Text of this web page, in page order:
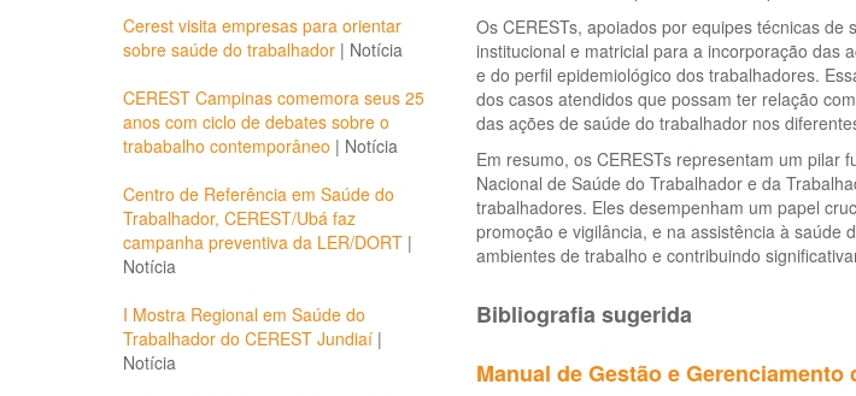
Cerest visita empresas para orientar
sobre saúde do trabalhador | Notícia
CEREST Campinas comemora seus 25
anos com ciclo de debates sobre o
trababalho contemporâneo | Notícia
Centro de Referência em Saúde do
Trabalhador, CEREST/Ubá faz
campanha preventiva da LER/DORT |
Notícia
I Mostra Regional em Saúde do
Trabalhador do CEREST Jundiaí |
Notícia
Os CERESTs, apoiados por equipes técnicas
institucional e matricial para a incorporação das
e do perfil epidemiológico dos trabalhadores.
dos casos atendidos que possam ter relação
das ações de saúde do trabalhador nos
Em resumo, os CERESTs representam um pilar
Nacional de Saúde do Trabalhador e da
trabalhadores. Eles desempenham um papel
promoção e vigilância, e na assistência à saúde
ambientes de trabalho e contribuindo
Bibliografia sugerida
Manual de Gestão e